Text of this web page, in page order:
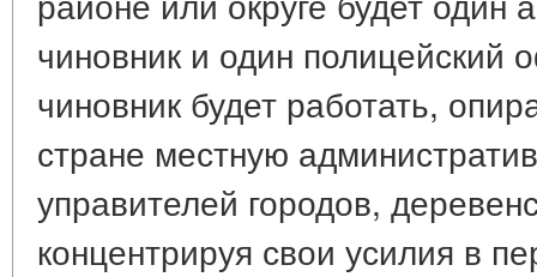
чиновник и один полицейский
чиновник будет работать,
стране местную
управителей городов,
концентрируя свои усилия в